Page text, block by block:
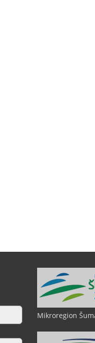
Mikroregion